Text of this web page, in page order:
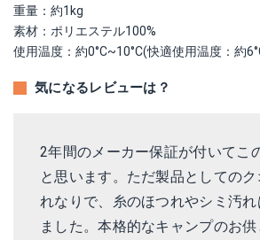
重量：約1kg
素材：ポリエステル100%
使用温度：約0°C~10°C(快適使用温度：約
気になるレビューは？
2年間のメーカー保証が付いてこ
と思います。ただ製品としての
れなりで、糸のほつれやシミ汚れ
ました。本格的なキャンプのお供